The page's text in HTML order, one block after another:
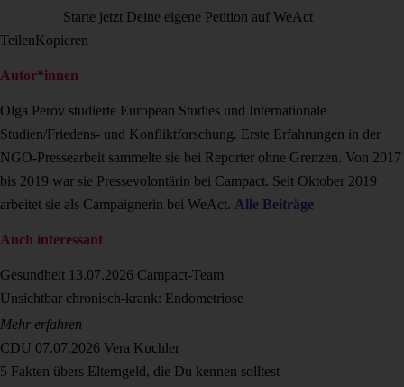
Starte jetzt Deine eigene Petition auf WeAct
TeilenKopieren
Autor*innen
Olga Perov studierte European Studies und Internationale
Studien/Friedens- und Konfliktforschung. Erste Erfahrungen in der
NGO-Pressearbeit sammelte sie bei Reporter ohne Grenzen. Von 2017
bis 2019 war sie Pressevolontärin bei Campact. Seit Oktober 2019
arbeitet sie als Campaignerin bei WeAct. Alle Beiträge
Auch interessant
Gesundheit 13.07.2026 Campact-Team
Unsichtbar chronisch-krank: Endometriose
Mehr erfahren
CDU 07.07.2026 Vera Kuchler
5 Fakten übers Elterngeld, die Du kennen solltest